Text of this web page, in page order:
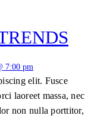
7:00 pm
elit. Fusce
laoreet massa, nec
non nulla porttitor,